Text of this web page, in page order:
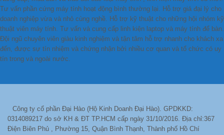
Tư vấn phần cứng máy tính hoạt động bình thường lại. Hỗ trợ giá đại lý cho
doanh nghiệp vừa và nhỏ cùng nghề. Hỗ trợ kỹ thuật cho những hội nhóm kỹ
thuật viên máy tính. Tư vấn và cung cấp linh kiện laptop và máy tính để bàn.
Đội ngũ chuyên viên giàu kinh nghiệm và tận tâm hỗ trợ nhanh cho khách xa
đến, được sự tín nhiệm và chứng nhận bởi nhiều cơ quan và tổ chức có uy
tín trong và ngoài nước.
Công ty cổ phần Đại Hào (Hộ Kinh Doanh Đại Hào). GPDKKD:
0314089217 do sở KH & ĐT TP.HCM cấp ngày 31/10/2016. Địa chỉ:367
Điện Biên Phủ , Phường 15, Quận Bình Thạnh, Thành phố Hồ Chí